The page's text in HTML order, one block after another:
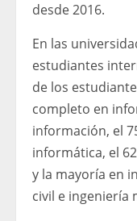
desde 2016.
En las
estudiantes
de los
completo en
información, el
informática, el
y la mayoría en
civil e ingeniería